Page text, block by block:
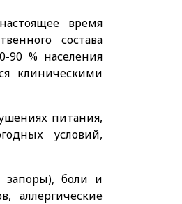
время
состава
90 % населения
клиническими
питания,
условий,
запоры), боли и
аллергические